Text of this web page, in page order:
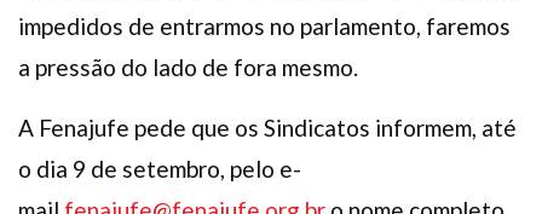
impedidos de entrarmos no parlamento, faremos
a pressão do lado de fora mesmo.
A Fenajufe pede que os Sindicatos informem, até
o dia 9 de setembro, pelo e-